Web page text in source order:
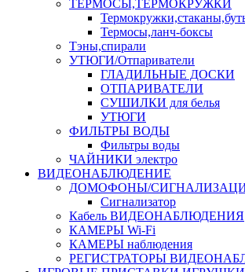
ТЕРМОСЫ,ТЕРМОКРУЖКИ
Термосы,ланч-боксы
Тэны,спирали
УТЮГИ/Отпариватели
ГЛАДИЛЬНЫЕ ДОСКИ
ОТПАРИВАТЕЛИ
СУШИЛКИ для белья
УТЮГИ
ФИЛЬТРЫ ВОДЫ
Фильтры воды
ЧАЙНИКИ электро
ВИДЕОНАБЛЮДЕНИЕ
ДОМОФОНЫ/
Сигнализатор
Кабель ВИДЕОНАБЛЮДЕНИЯ
КАМЕРЫ Wi-Fi
КАМЕРЫ наблюдения
РЕГИСТРАТОРЫ